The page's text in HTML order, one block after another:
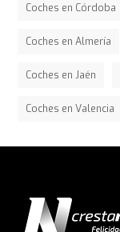
Coches en Córdoba
Coches en Almería
Coches en Jaén
Coches en Valencia